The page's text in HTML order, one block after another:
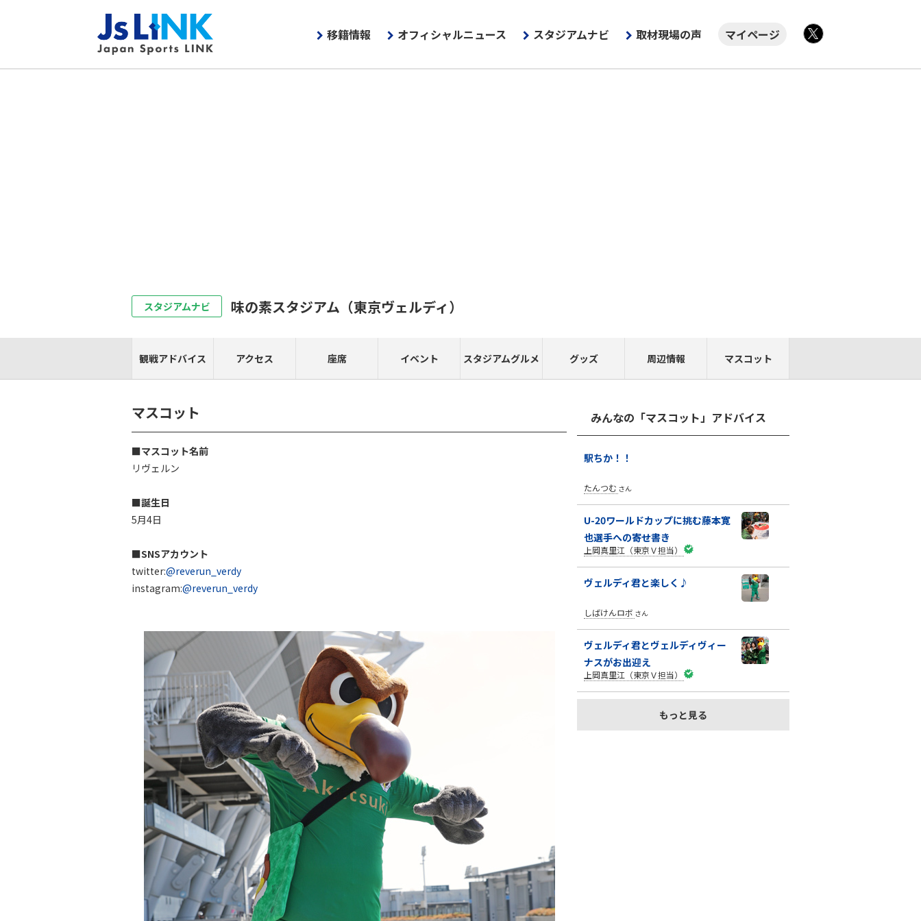
移籍情報 オフィシャルニュース スタジアムナビ 取材現場の声
マイページ
スタジアムナビ 味の素スタジアム （東京ヴェルディ）
観戦アドバイス アクセス 座席 イベント スタジアムグルメ グッズ 周辺情報 マスコット
マスコット
■マスコット名前
リヴェルン
■誕生日
5月4日
■SNSアカウント
twitter:@reverun_verdy
instagram:@reverun_verdy
みんなの「マスコット」アドバイス
駅ちか！！
たんつむ さん
U-20ワールドカップに挑む藤本寛
也選手への寄せ書き
上岡真里江（東京Ｖ担当）
ヴェルディ君と楽しく♪
しばけんロボ さん
ヴェルディ君とヴェルディヴィー
ナスがお出迎え
上岡真里江（東京Ｖ担当）
もっと見る